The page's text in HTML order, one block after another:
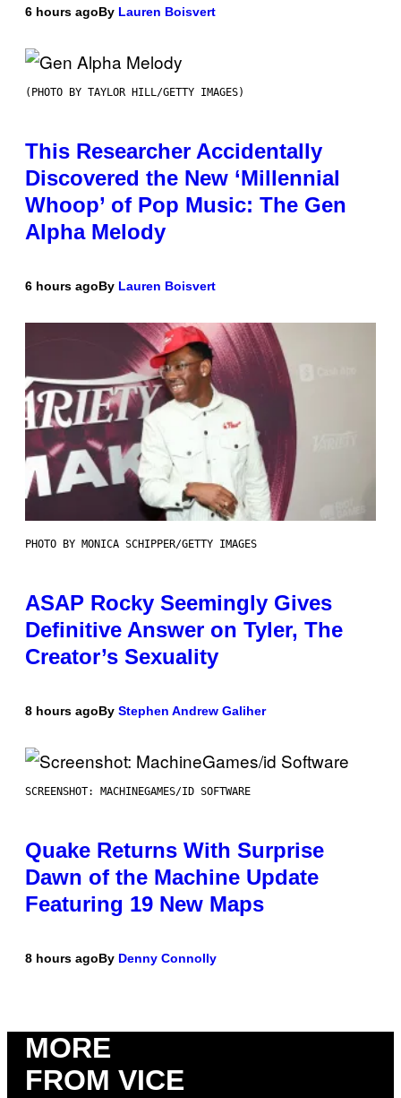
6 hours agoBy Lauren Boisvert
(PHOTO BY TAYLOR HILL/GETTY IMAGES)
This Researcher Accidentally
Discovered the New ‘Millennial
Whoop’ of Pop Music: The Gen
Alpha Melody
6 hours agoBy Lauren Boisvert
PHOTO BY MONICA SCHIPPER/GETTY IMAGES
ASAP Rocky Seemingly Gives
Definitive Answer on Tyler, The
Creator’s Sexuality
8 hours agoBy Stephen Andrew Galiher
SCREENSHOT: MACHINEGAMES/ID SOFTWARE
Quake Returns With Surprise
Dawn of the Machine Update
Featuring 19 New Maps
8 hours agoBy Denny Connolly
MORE
FROM VICE